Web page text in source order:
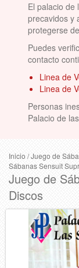
El palacio de
precavidos y
protegerse
Puedes
contacto
Linea de
Linea de
Personas
Palacio de
Inicio /Juego de
Sábanas Sensuit
Juego de
Discos